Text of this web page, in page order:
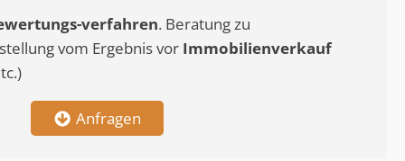
verfahren. Beratung zu
vom Ergebnis vor Immobilienverkauf
Anfragen